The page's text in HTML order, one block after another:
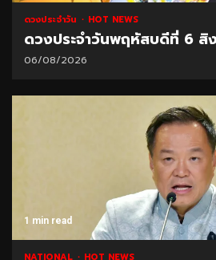
ดวงประจำวัน HOT NEWS
ดวงประจำวันพฤหัสบดีที่ 6 สิ
06/08/2026
1 min read
NATIONAL HOT NEWS